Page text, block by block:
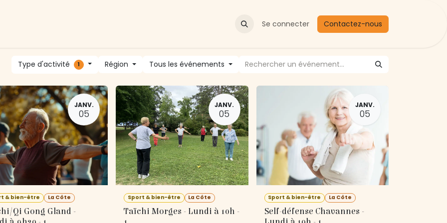
Actualités Se connecter Contactez-nous
Type d'activité 1 Région Tous les événements
JANV.
05
& bien-être La Côte
Qi Gong Gland -
JANV.
05
Sport & bien-être La Côte
Taïchi Morges - Lundi à 10h -
JANV.
05
Sport & bien-être La Côte
Self-défense Chavannes -